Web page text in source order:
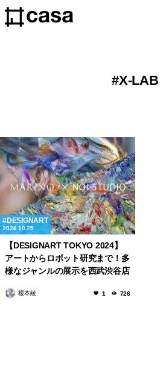
X-LAB
DESIGNART
2024.10.25
【DESIGNART TOKYO 2024】
アートからロボット研究まで！多
様なジャンルの展示を西武渋谷店
榎本綾 1 726